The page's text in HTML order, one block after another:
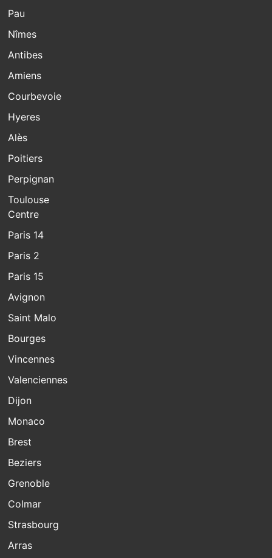
Pau
Nîmes
Antibes
Amiens
Courbevoie
Hyeres
Alès
Poitiers
Perpignan
Toulouse
Centre
Paris 14
Paris 2
Paris 15
Avignon
Saint Malo
Bourges
Vincennes
Valenciennes
Dijon
Monaco
Brest
Beziers
Grenoble
Colmar
Strasbourg
Arras